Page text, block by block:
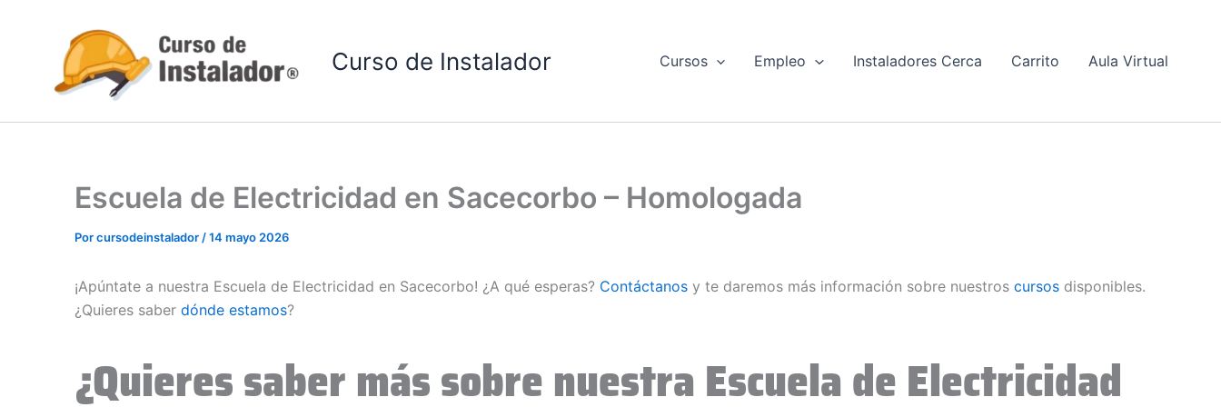
contenido
Curso de Instalador Cursos Empleo Instaladores Cerca Carrito Aula Virtual
Escuela de Electricidad en Sacecorbo – Homologada
Porcursodeinstalador/14 mayo 2026
¡Apúntate a nuestra Escuela de Electricidad en Sacecorbo! ¿A qué esperas? Contáctanos y te daremos más información sobre nuestros cursos disponibles.
¿Quieres saber dónde estamos?
¿Quieres saber más sobre nuestra Escuela de Electricidad